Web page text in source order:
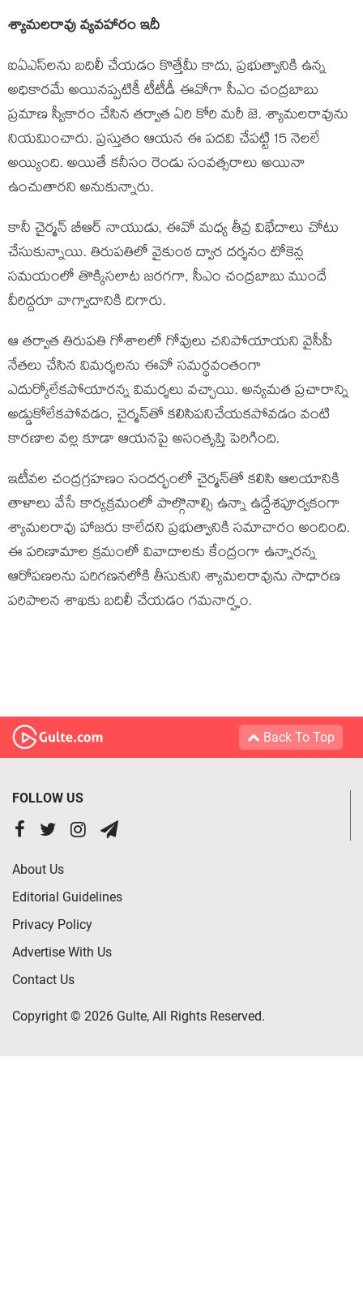
శ్యామలరావు వ్యవహారం ఇదీ
ఐఏఎస్‌లను బదిలీ చేయడం కొత్తేమీ కాదు, ప్రభుత్వానికి ఉన్న
అధికారమే అయినప్పటికీ టీటీడీ ఈవోగా సీఎం చంద్రబాబు
ప్రమాణ స్వీకారం చేసిన తర్వాత ఏరి కోరి మరీ జె. శ్యామలరావును
నియమించారు. ప్రస్తుతం ఆయన ఈ పదవి చేపట్టి 15 నెలలే
అయ్యింది. అయితే కనీసం రెండు సంవత్సరాలు అయినా
ఉంచుతారని అనుకున్నారు.
కానీ చైర్మన్ బీఆర్ నాయుడు, ఈవో మధ్య తీవ్ర విభేదాలు చోటు
చేసుకున్నాయి. తిరుపతిలో వైకుంఠ ద్వార దర్శనం టోకెన్ల
సమయంలో తొక్కిసలాట జరగగా, సీఎం చంద్రబాబు ముందే
వీరిద్దరూ వాగ్వాదానికి దిగారు.
ఆ తర్వాత తిరుపతి గోశాలలో గోవులు చనిపోయాయని వైసీపీ
నేతలు చేసిన విమర్శలను ఈవో సమర్థవంతంగా
ఎదుర్కోలేకపోయారన్న విమర్శలు వచ్చాయి. అన్యమత ప్రచారాన్ని
అడ్డుకోలేకపోవడం, చైర్మన్‌తో కలిసిపనిచేయకపోవడం వంటి
కారణాల వల్ల కూడా ఆయనపై అసంతృప్తి పెరిగింది.
ఇటీవల చంద్రగ్రహణం సందర్భంలో చైర్మన్‌తో కలిసి ఆలయానికి
తాళాలు వేసే కార్యక్రమంలో పాల్గొనాల్సి ఉన్నా ఉద్దేశపూర్వకంగా
శ్యామలరావు హాజరు కాలేదని ప్రభుత్వానికి సమాచారం అందింది.
ఈ పరిణామాల క్ర‌మంలో వివాదాలకు కేంద్రంగా ఉన్నారన్న
ఆరోపణలను పరిగణనలోకి తీసుకుని శ్యామలరావును సాధారణ
పరిపాలన శాఖకు బదిలీ చేయడం గమనార్హం.
Back To Top
FOLLOW US
About Us
Editorial Guidelines
Privacy Policy
Advertise With Us
Contact Us
Copyright © 2026 Gulte, All Rights Reserved.